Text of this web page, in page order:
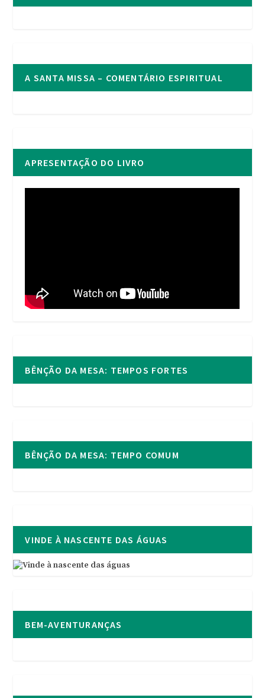
A SANTA MISSA – COMENTÁRIO ESPIRITUAL
APRESENTAÇÃO DO LIVRO
BÊNÇÃO DA MESA: TEMPOS FORTES
BÊNÇÃO DA MESA: TEMPO COMUM
VINDE À NASCENTE DAS ÁGUAS
BEM-AVENTURANÇAS